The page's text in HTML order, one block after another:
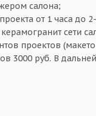
салона;
от 1 часа до
керамогранит сети
проектов
3000 руб. В